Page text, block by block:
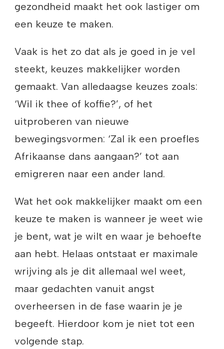
gezondheid maakt het ook lastiger om
een keuze te maken.
Vaak is het zo dat als je goed in je vel
steekt, keuzes makkelijker worden
gemaakt. Van alledaagse keuzes zoals:
‘Wil ik thee of koffie?’, of het
uitproberen van nieuwe
bewegingsvormen: ‘Zal ik een proefles
Afrikaanse dans aangaan?’ tot aan
emigreren naar een ander land.
Wat het ook makkelijker maakt om een
keuze te maken is wanneer je weet wie
je bent, wat je wilt en waar je behoefte
aan hebt. Helaas ontstaat er maximale
wrijving als je dit allemaal wel weet,
maar gedachten vanuit angst
overheersen in de fase waarin je je
begeeft. Hierdoor kom je niet tot een
volgende stap.